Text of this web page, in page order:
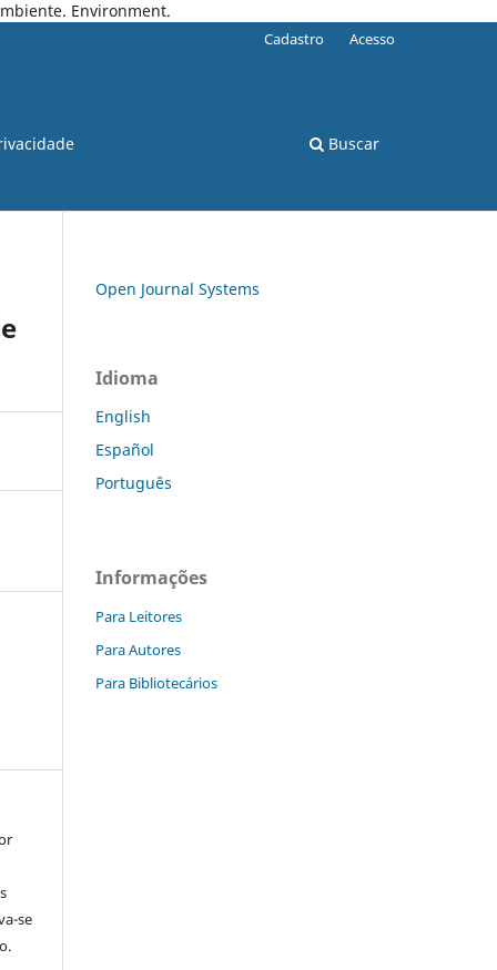
Environment.
Buscar
Cadastro Acesso
se
Open Journal Systems
Idioma
English
Español
Português
Informações
Para Leitores
Para Autores
Para Bibliotecários